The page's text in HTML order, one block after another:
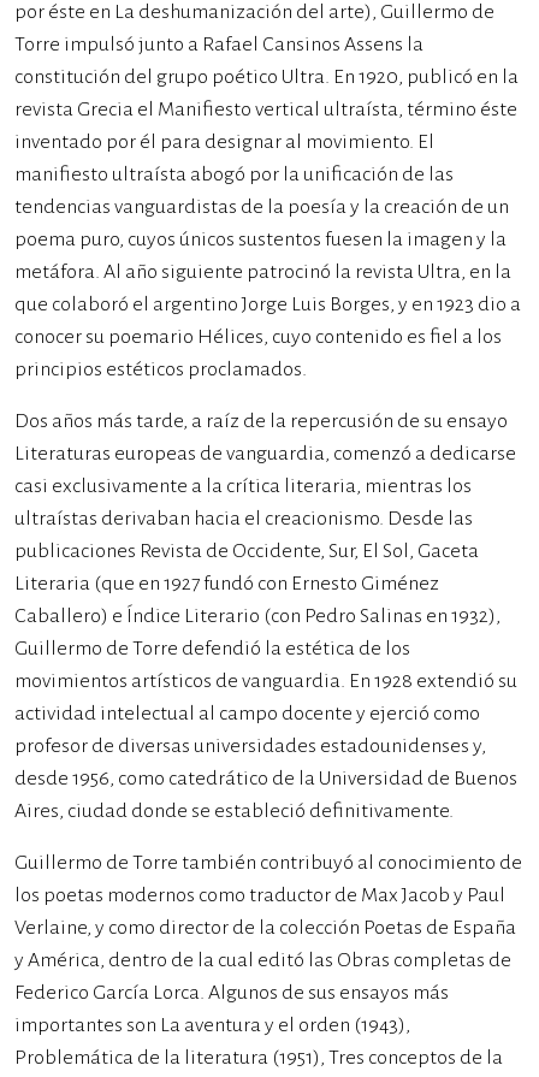
por éste en La deshumanización del arte), Guillermo de
Torre impulsó junto a Rafael Cansinos Assens la
constitución del grupo poético Ultra. En 1920, publicó en la
revista Grecia el Manifiesto vertical ultraísta, término éste
inventado por él para designar al movimiento. El
manifiesto ultraísta abogó por la unificación de las
tendencias vanguardistas de la poesía y la creación de un
poema puro, cuyos únicos sustentos fuesen la imagen y la
metáfora. Al año siguiente patrocinó la revista Ultra, en la
que colaboró el argentino Jorge Luis Borges, y en 1923 dio a
conocer su poemario Hélices, cuyo contenido es fiel a los
principios estéticos proclamados.
Dos años más tarde, a raíz de la repercusión de su ensayo
Literaturas europeas de vanguardia, comenzó a dedicarse
casi exclusivamente a la crítica literaria, mientras los
ultraístas derivaban hacia el creacionismo. Desde las
publicaciones Revista de Occidente, Sur, El Sol, Gaceta
Literaria (que en 1927 fundó con Ernesto Giménez
Caballero) e Índice Literario (con Pedro Salinas en 1932),
Guillermo de Torre defendió la estética de los
movimientos artísticos de vanguardia. En 1928 extendió su
actividad intelectual al campo docente y ejerció como
profesor de diversas universidades estadounidenses y,
desde 1956, como catedrático de la Universidad de Buenos
Aires, ciudad donde se estableció definitivamente.
Guillermo de Torre también contribuyó al conocimiento de
los poetas modernos como traductor de Max Jacob y Paul
Verlaine, y como director de la colección Poetas de España
y América, dentro de la cual editó las Obras completas de
Federico García Lorca. Algunos de sus ensayos más
importantes son La aventura y el orden (1943),
Problemática de la literatura (1951), Tres conceptos de la